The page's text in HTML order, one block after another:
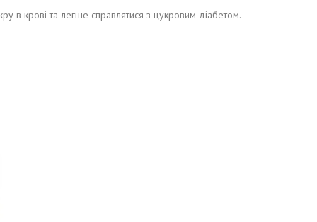
в крові та легше справлятися з цукровим діабетом.